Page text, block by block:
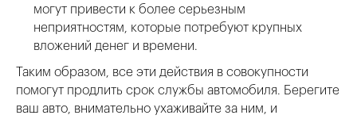
могут привести к более серьезным
неприятностям, которые потребуют крупных
вложений денег и времени.
Таким образом, все эти действия в совокупности
помогут продлить срок службы автомобиля. Берегите
ваш авто, внимательно ухаживайте за ним, и